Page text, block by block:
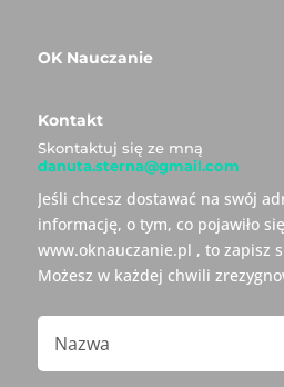
OK Nauczanie
Kontakt
Skontaktuj się ze mną
danuta.sterna@gmail.com
Jeśli chcesz dostawać na swój
informację, o tym, co pojawiło
www.oknauczanie.pl , to zapisz
Możesz w każdej chwili